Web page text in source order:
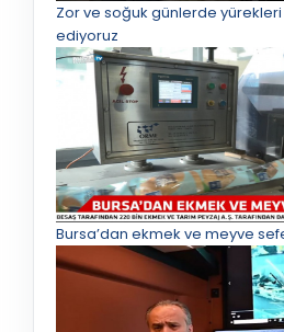
Zor ve soğuk günlerde yürekleri
ediyoruz
Bursa’dan ekmek ve meyve